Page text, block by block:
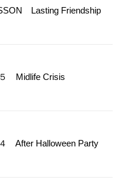
Lasting Friendship
Midlife Crisis
After Halloween Party